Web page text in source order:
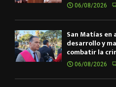
06/08/2026
San Matías
desarrollo y
combatir la
06/08/2026